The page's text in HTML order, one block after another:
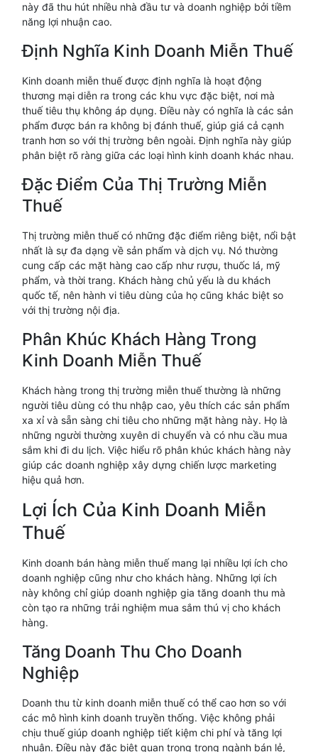
này đã thu hút nhiều nhà đầu tư và doanh nghiệp bởi tiềm
năng lợi nhuận cao.
Định Nghĩa Kinh Doanh Miễn Thuế
Kinh doanh miễn thuế được định nghĩa là hoạt động
thương mại diễn ra trong các khu vực đặc biệt, nơi mà
thuế tiêu thụ không áp dụng. Điều này có nghĩa là các sản
phẩm được bán ra không bị đánh thuế, giúp giá cả cạnh
tranh hơn so với thị trường bên ngoài. Định nghĩa này giúp
phân biệt rõ ràng giữa các loại hình kinh doanh khác nhau.
Đặc Điểm Của Thị Trường Miễn
Thuế
Thị trường miễn thuế có những đặc điểm riêng biệt, nổi bật
nhất là sự đa dạng về sản phẩm và dịch vụ. Nó thường
cung cấp các mặt hàng cao cấp như rượu, thuốc lá, mỹ
phẩm, và thời trang. Khách hàng chủ yếu là du khách
quốc tế, nên hành vi tiêu dùng của họ cũng khác biệt so
với thị trường nội địa.
Phân Khúc Khách Hàng Trong
Kinh Doanh Miễn Thuế
Khách hàng trong thị trường miễn thuế thường là những
người tiêu dùng có thu nhập cao, yêu thích các sản phẩm
xa xỉ và sẵn sàng chi tiêu cho những mặt hàng này. Họ là
những người thường xuyên di chuyển và có nhu cầu mua
sắm khi đi du lịch. Việc hiểu rõ phân khúc khách hàng này
giúp các doanh nghiệp xây dựng chiến lược marketing
hiệu quả hơn.
Lợi Ích Của Kinh Doanh Miễn
Thuế
Kinh doanh bán hàng miễn thuế mang lại nhiều lợi ích cho
doanh nghiệp cũng như cho khách hàng. Những lợi ích
này không chỉ giúp doanh nghiệp gia tăng doanh thu mà
còn tạo ra những trải nghiệm mua sắm thú vị cho khách
hàng.
Tăng Doanh Thu Cho Doanh
Nghiệp
Doanh thu từ kinh doanh miễn thuế có thể cao hơn so với
các mô hình kinh doanh truyền thống. Việc không phải
chịu thuế giúp doanh nghiệp tiết kiệm chi phí và tăng lợi
nhuận. Điều này đặc biệt quan trọng trong ngành bán lẻ,